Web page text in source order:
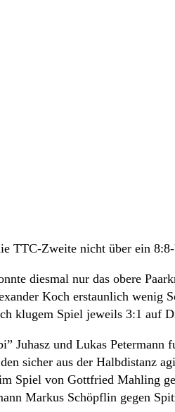
TTC-Zweite nicht über ein
diesmal nur das obere
Koch erstaunlich wenig
klugem Spiel jeweils 3:1 auf
Juhasz und Lukas
sicher aus der Halbdistanz
Spiel von Gottfried Mahling
Markus Schöpflin gegen